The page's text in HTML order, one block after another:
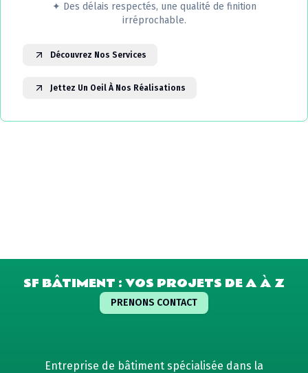
✦ Des délais respectés, une qualité de finition
irréprochable.
Découvrez Nos Services
Jettez Un Oeil À Nos Réalisations
SF BÂTIMENT : VOS PROJETS DE A À Z
PRENONS CONTACT
Entreprise de bâtiment spécialisée dans la